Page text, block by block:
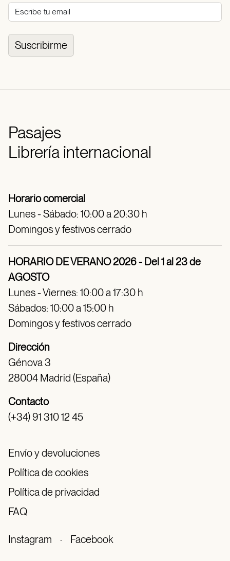
Suscribirme
Pasajes
Librería internacional
Horario comercial
Lunes - Sábado: 10:00 a 20:30 h
Domingos y festivos cerrado
HORARIO DE VERANO 2026 - Del 1 al 23 de
AGOSTO
Lunes - Viernes: 10:00 a 17:30 h
Sábados: 10:00 a 15:00 h
Domingos y festivos cerrado
Dirección
Génova 3
28004 Madrid (España)
Contacto
(+34) 91 310 12 45
Envío y devoluciones
Política de cookies
Política de privacidad
FAQ
Instagram · Facebook